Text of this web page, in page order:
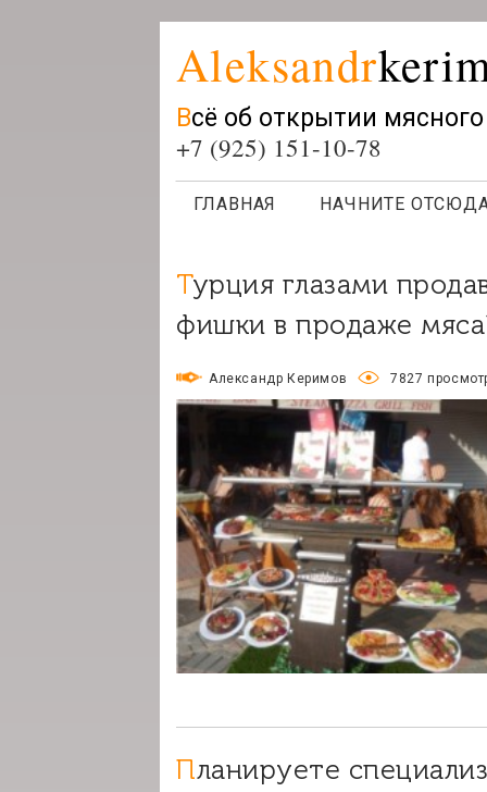
Aleksandr
Всё об открытии
+7 (925) 151-10-78
ГЛАВНАЯ НАЧНИТЕ
Турция глазами продавца или как применить турецкие
фишки в продаже
Александр Керимов 7827
Планируете специализированный мясной магазин